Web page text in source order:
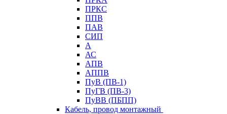
ПРКС
ППВ
ПАВ
СИП
А
АС
АПВ
АППВ
ПуВ (ПВ-1)
ПуГВ (ПВ-3)
ПуВВ (ПБПП)
Кабель, провод монтажный